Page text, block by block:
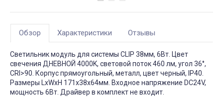
Обзор Характеристики Отзывы
Светильник модуль для системы CLIP 38мм, 6Вт. Цвет
свечения ДНЕВНОЙ 4000K, световой поток 460 лм, угол 36°,
CRI>90. Корпус прямоугольный, металл, цвет черный, IP40.
Размеры LxWxH 171x38x64мм. Входное напряжение DC24V,
мощность 6Вт. Драйвер в комплект не входит.